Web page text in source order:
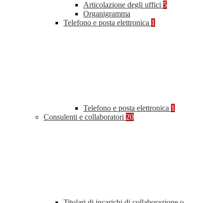
Articolazione degli uffici 5
Organigramma
Telefono e posta elettronica 1
Telefono e posta elettronica 1
Consulenti e collaboratori 20